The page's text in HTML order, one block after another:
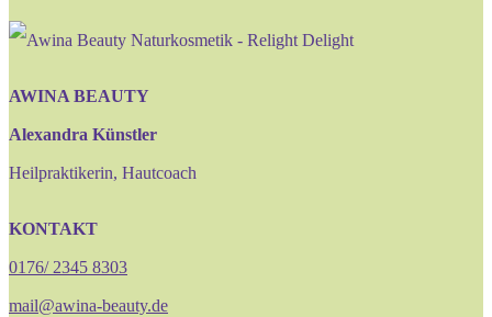
AWINA BEAUTY
Alexandra Künstler
Heilpraktikerin, Hautcoach
KONTAKT
0176/ 2345 8303
mail@awina-beauty.de